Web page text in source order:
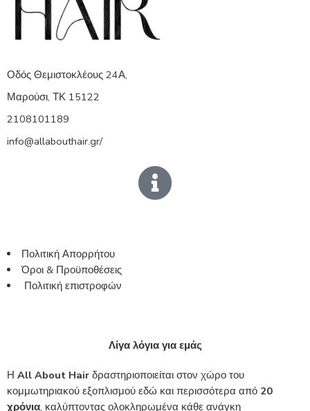
Οδός Θεμιστοκλέους 24Α,
Μαρούσι, ΤΚ 15122
2108101189
info@allabouthair.gr/
Πολιτική Απορρήτου
Όροι & Προϋποθέσεις
Πολιτική επιστροφών
Λίγα λόγια για εμάς
Η All About Hair δραστηριοποιείται στον χώρο του
κομμωτηριακού εξοπλισμού εδώ και περισσότερα από 20
χρόνια, καλύπτοντας ολοκληρωμένα κάθε ανάγκη